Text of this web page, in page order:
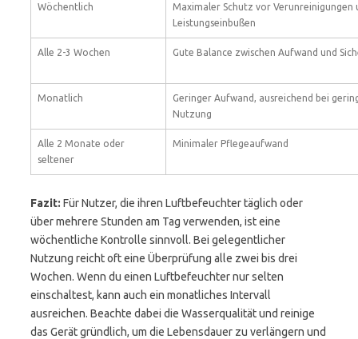
Wöchentlich
Maximaler Schutz vor Verunreinigungen
Leistungseinbußen
Alle 2-3 Wochen Gute Balance zwischen Aufwand und
Monatlich
Geringer Aufwand, ausreichend bei
Nutzung
Alle 2 Monate oder
seltener
Minimaler Pflegeaufwand
Fazit: Für Nutzer, die ihren Luftbefeuchter täglich oder
über mehrere Stunden am Tag verwenden, ist eine
wöchentliche Kontrolle sinnvoll. Bei gelegentlicher
Nutzung reicht oft eine Überprüfung alle zwei bis drei
Wochen. Wenn du einen Luftbefeuchter nur selten
einschaltest, kann auch ein monatliches Intervall
ausreichen. Beachte dabei die Wasserqualität und reinige
das Gerät gründlich, um die Lebensdauer zu verlängern und